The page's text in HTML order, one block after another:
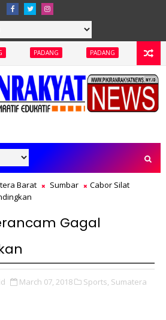
PADANG PADANG PADANG
Barat Sumbar
Cabor Silat
Gagal
March 07, 2018 Sports, Sumatera